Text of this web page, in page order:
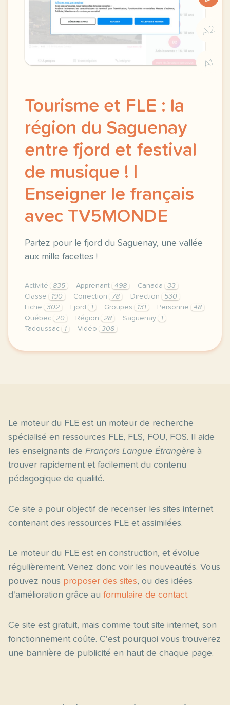
A2
A1
Tourisme et FLE : la
région du Saguenay
entre fjord et festival
de musique ! |
Enseigner le français
avec TV5MONDE
Partez pour le fjord du Saguenay, une vallée
aux mille facettes !
Activité 835 Apprenant 498 Canada
33
Classe
190 Correction 78 Direction
530
Fiche
302 Fjord 1 Groupes 131 Personne
48
Québec
20 Région 28 Saguenay
1
Tadoussac
1 Vidéo 308
didomi host didomi components button cursor
Le moteur du FLE est un moteur de recherche
spécialisé en ressources FLE, FLS, FOU, FOS. Il aide
les enseignants de Français Langue Étrangère à
trouver rapidement et facilement du contenu
pédagogique de qualité.
Ce site a pour objectif de recenser les sites internet
contenant des ressources FLE et assimilées.
Le moteur du FLE est en construction, et évolue
régulièrement. Venez donc voir les nouveautés. Vous
pouvez nous proposer des sites, ou des idées
d'amélioration grâce au formulaire de contact.
Ce site est gratuit, mais comme tout site internet, son
fonctionnement coûte. C'est pourquoi vous trouverez
une bannière de publicité en haut de chaque page.